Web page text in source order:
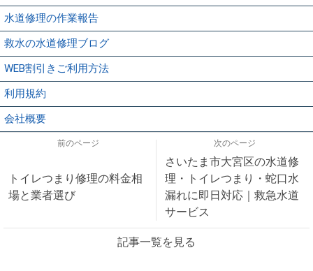
水道修理の作業報告
救水の水道修理ブログ
WEB割引きご利用方法
利用規約
会社概要
前のページ
トイレつまり修理の料金相
場と業者選び
次のページ
さいたま市大宮区の水道修
理・トイレつまり・蛇口水
漏れに即日対応｜救急水道
サービス
記事一覧を見る